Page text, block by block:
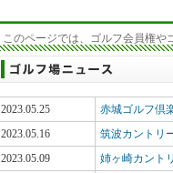
このページでは、ゴルフ会員権や
2023.05.25
赤城ゴルフ倶
2023.05.16
筑波カントリ
2023.05.09
姉ヶ崎カント